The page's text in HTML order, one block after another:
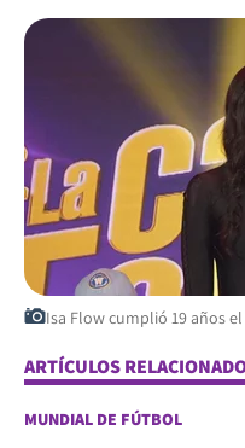
Isa Flow cumplió 19 años
ARTÍCULOS
MUNDIAL DE FÚTBOL